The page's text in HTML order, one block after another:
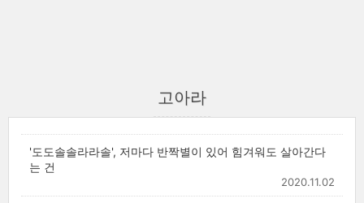
고아라
'도도솔솔라라솔', 저마다 반짝별이 있어 힘겨워도 살아간다
는 건
2020.11.02